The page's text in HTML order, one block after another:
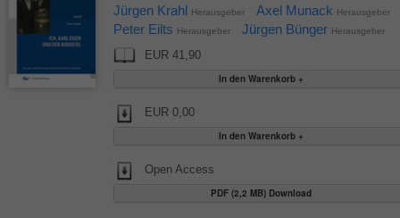
Jürgen Krahl Herausgeber Axel Munack Herausgeber
Peter Eilts Herausgeber Jürgen Bünger Herausgeber
EUR 41,90
EUR 0,00
Open Access
PDF (2,2 MB) Download